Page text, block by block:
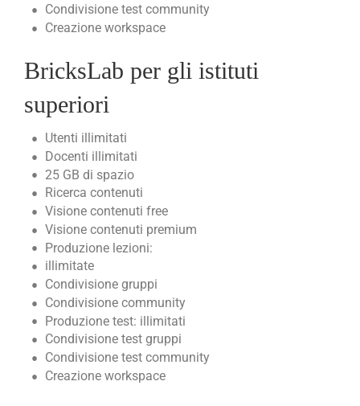
Condivisione test community
Creazione workspace
BricksLab per gli istituti
superiori
Utenti illimitati
Docenti illimitati
25 GB di spazio
Ricerca contenuti
Visione contenuti free
Visione contenuti premium
Produzione lezioni:
illimitate
Condivisione gruppi
Condivisione community
Produzione test: illimitati
Condivisione test gruppi
Condivisione test community
Creazione workspace